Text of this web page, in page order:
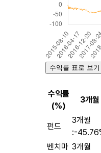
수익률 표로 보기
수익률
(%)
3개월
펀드
3개월
:-
벤치마 3개월